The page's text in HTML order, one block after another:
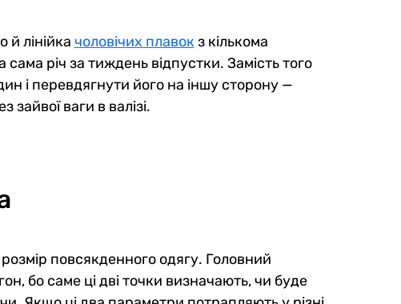
й лінійка чоловічих плавокз кількома
річ за тиждень відпустки. Замість того
і перевдягнути його на іншу сторону —
ваги в валізі.
повсякденного одягу. Головний
бо саме ці дві точки визначають, чи буде